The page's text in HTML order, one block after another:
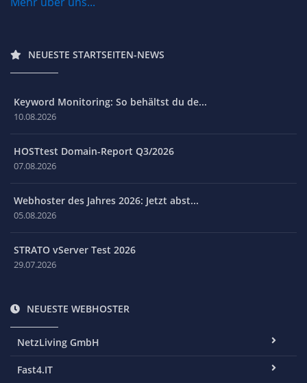
NEUESTE STARTSEITEN-NEWS
Keyword Monitoring: So behältst du de...
10.08.2026
HOSTtest Domain-Report Q3/2026
07.08.2026
Webhoster des Jahres 2026: Jetzt abst...
05.08.2026
STRATO vServer Test 2026
29.07.2026
NEUESTE WEBHOSTER
NetzLiving GmbH
Fast4.IT